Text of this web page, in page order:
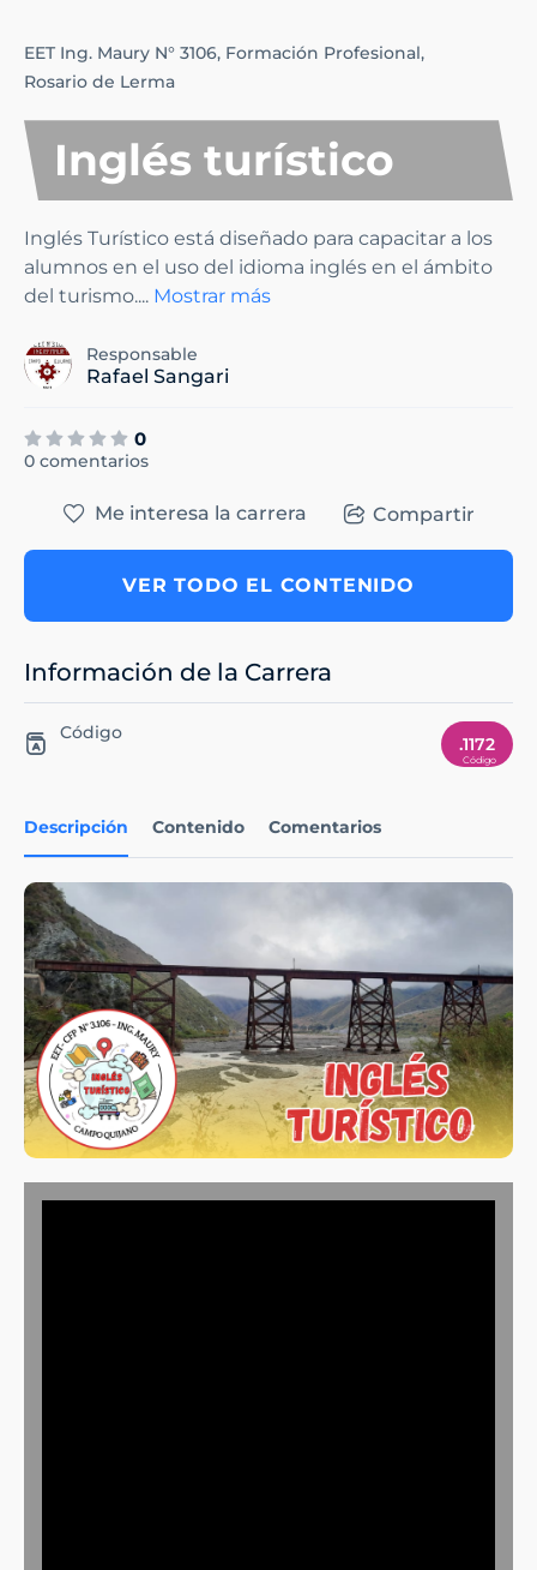
EET Ing. Maury N° 3106, Formación Profesional,
Rosario de Lerma
Inglés turístico
Inglés Turístico está diseñado para capacitar a los
alumnos en el uso del idioma inglés en el ámbito
del turismo.... Mostrar más
Responsable
Rafael Sangari
0
0 comentarios
Descripción Contenido Comentarios
Me interesa la carrera Compartir
VER TODO EL CONTENIDO
Información de la Carrera
Código
.1172